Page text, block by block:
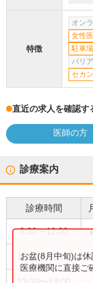
特徴
オン
女性
駐車場
バリ
セカ
直近の求人を確認す
医師の方
診療案内
診療時間
8:30〜12:00
13:30〜18:00
お盆(8月中旬)は
医療機関に直接ご